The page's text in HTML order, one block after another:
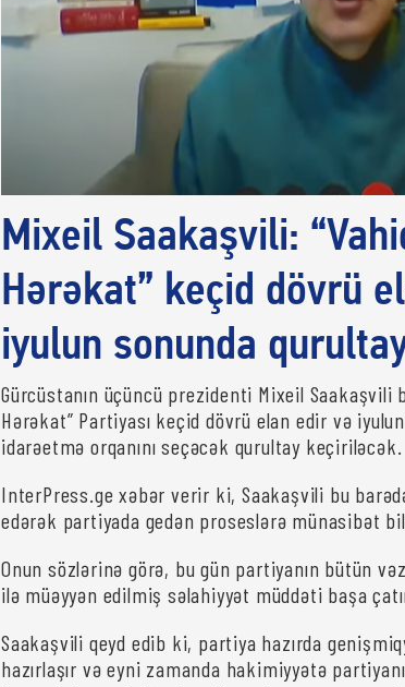
Mixeil Saakaşvili:
Hərəkat” keçid dövrü
iyulun sonunda
Gürcüstanın üçüncü prezidenti Mixeil Saakaşvili
Hərəkat” Partiyası keçid dövrü elan edir və
idarəetmə orqanını seçəcək qurultay keçiriləcək.
InterPress.ge xəbər verir ki, Saakaşvili bu
edərək partiyada gedən proseslərə münasibət
Onun sözlərinə görə, bu gün partiyanın bütün
ilə müəyyən edilmiş səlahiyyət müddəti başa
Saakaşvili qeyd edib ki, partiya hazırda
hazırlaşır və eyni zamanda hakimiyyətə